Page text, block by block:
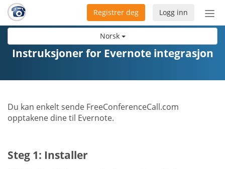
Norsk
Bytt
Logg inn
Registrer deg
Instruksjoner for Evernote integrasjon
Du kan enkelt sende FreeConferenceCall.com
opptakene dine til Evernote.
Steg 1: Installer